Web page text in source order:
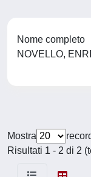
Nome completo
NOVELLO,
Mostra
Risultati 1 - 2 di 2